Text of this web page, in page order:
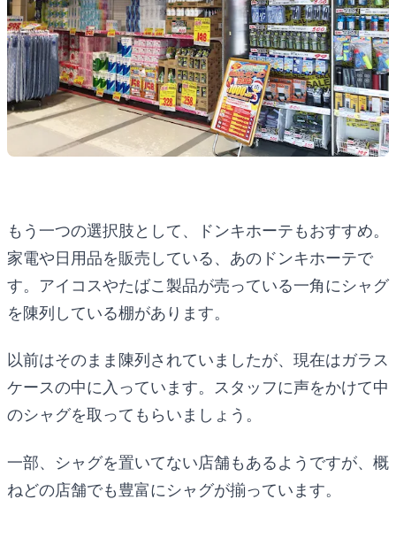
もう一つの選択肢として、ドンキホーテもおすすめ。
家電や日用品を販売している、あのドンキホーテで
す。アイコスやたばこ製品が売っている一角にシャグ
を陳列している棚があります。
以前はそのまま陳列されていましたが、現在はガラス
ケースの中に入っています。スタッフに声をかけて中
のシャグを取ってもらいましょう。
一部、シャグを置いてない店舗もあるようですが、概
ねどの店舗でも豊富にシャグが揃っています。